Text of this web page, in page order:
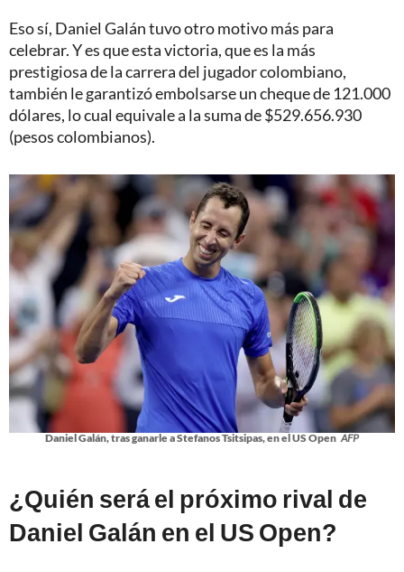
Eso sí, Daniel Galán tuvo otro motivo más para
celebrar. Y es que esta victoria, que es la más
prestigiosa de la carrera del jugador colombiano,
también le garantizó embolsarse un cheque de 121.000
dólares, lo cual equivale a la suma de $529.656.930
(pesos colombianos).
Daniel Galán, tras ganarle a Stefanos Tsitsipas, en el US Open AFP
¿Quién será el próximo rival de
Daniel Galán en el US Open?